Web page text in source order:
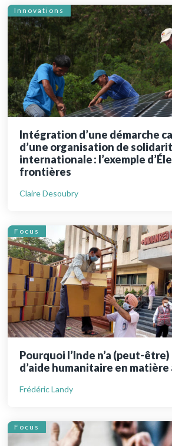
Innovations
Intégration d’une démarche
d’une organisation de
internationale : l’exemple
frontières
Claire Desoubry
Focus
Pourquoi l’Inde n’a (peut-être)
d’aide humanitaire en
Frédéric Landy
Focus